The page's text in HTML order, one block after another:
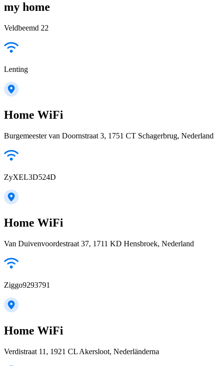
my home
Veldbeemd 22
Lenting
Home WiFi
Burgemeester van Doornstraat 3, 1751 CT Schagerbrug, Nederland
ZyXEL3D524D
Home WiFi
Van Duivenvoordestraat 37, 1711 KD Hensbroek, Nederland
Ziggo9293791
Home WiFi
Verdistraat 11, 1921 CL Akersloot, Nederländerna